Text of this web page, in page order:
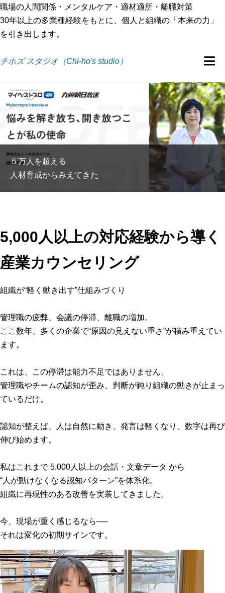
職場の人間関係・メンタルケア・適材適所・離職対策
30年以上の多業種経験をもとに、個人と組織の「本来の力」
を引き出します。
チホズ スタジオ（Chi-ho's studio）
５万人を超える
人材育成からみえてきた
5,000人以上の対応経験から導く
産業カウンセリング
組織が“軽く動き出す”仕組みづくり
管理職の疲弊、会議の停滞、離職の増加。
ここ数年、多くの企業で“原因の見えない重さ”が積み重えてい
ます。
これは、この停滞は能力不足ではありません。
管理職やチームの認知が歪み、判断が鈍り組織の動きが止まっ
ているだけ。
認知が整えば、人は自然に動き、発言は軽くなり、数字は再び
伸び始めます。
私はこれまで 5,000人以上の会話・文章データ から
“人が動けなくなる認知パターン”を体系化。
組織に再現性のある改善を実装してきました。
今、現場が重く感じるなら──
それは変化の初期サインです。